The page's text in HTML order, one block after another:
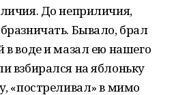
До неприличия,
Бывало, брал
в воде и мазал ею нашего
взбирался на яблоньку
«постреливал» в мимо